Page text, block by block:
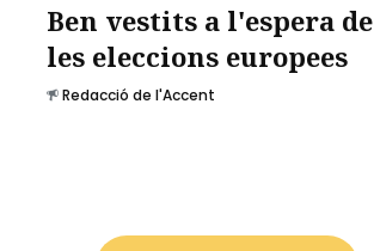
Ben vestits a l'espera de
les eleccions europees
Redacció de l'Accent